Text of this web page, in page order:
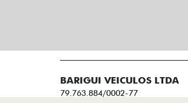
BARIGUI VEICULOS LTDA
79.763.884/0002-77